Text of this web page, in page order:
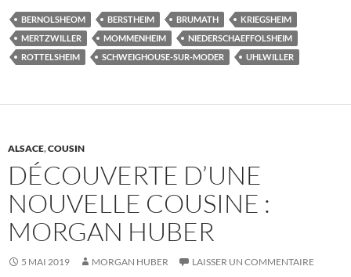
BERNOLSHEOM BERSTHEIM BRUMATH
KRIEGSHEIM
MERTZWILLER
MOMMENHEIM
NIEDERSCHAEFFOLSHEIM
ROTTELSHEIM
SCHWEIGHOUSE-SUR-MODER UHLWILLER
ALSACE,COUSIN
DÉCOUVERTE D’UNE
NOUVELLE COUSINE :
MORGAN HUBER
5 MAI 2019 MORGAN HUBER LAISSER UN COMMENTAIRE